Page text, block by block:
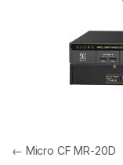
← Micro CF MR-20D